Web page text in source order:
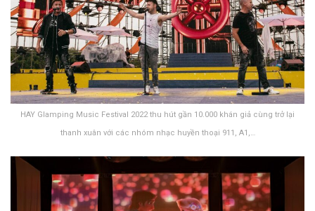
HAY Glamping Music Festival 2022 thu hút gần 10.000 khán giả cùng trở lại
thanh xuân với các nhóm nhạc huyền thoại 911, A1,…